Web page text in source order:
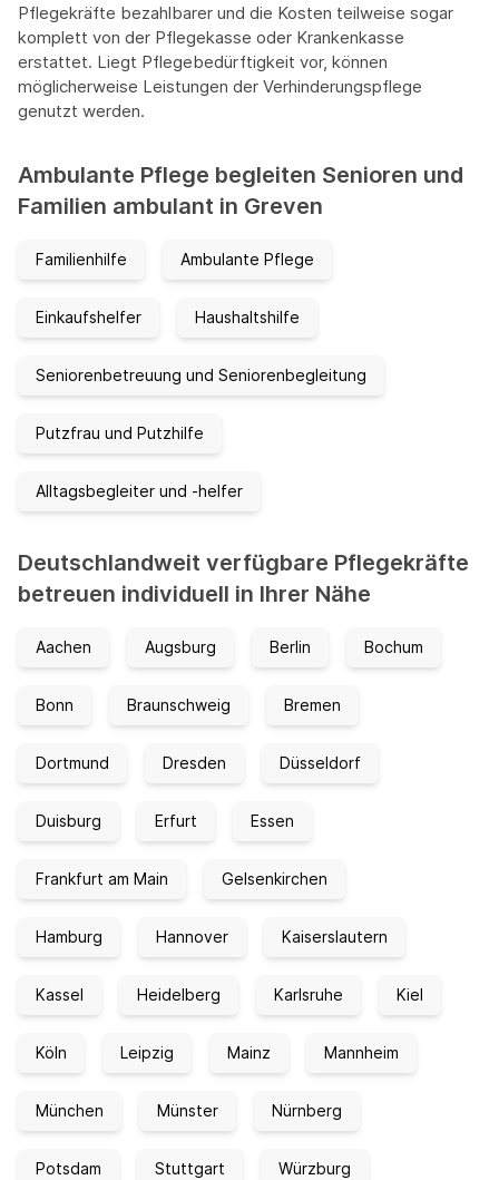
Pflegekräfte bezahlbarer und die Kosten teilweise sogar
komplett von der Pflegekasse oder Krankenkasse
erstattet. Liegt Pflegebedürftigkeit vor, können
möglicherweise Leistungen der Verhinderungspflege
genutzt werden.
Ambulante Pflege begleiten Senioren und
Familien ambulant in Greven
Familienhilfe Ambulante Pflege
Einkaufshelfer Haushaltshilfe
Seniorenbetreuung und Seniorenbegleitung
Putzfrau und Putzhilfe
Alltagsbegleiter und -helfer
Deutschlandweit verfügbare Pflegekräfte
betreuen individuell in Ihrer Nähe
Aachen Augsburg Berlin Bochum
Bonn Braunschweig Bremen
Dortmund Dresden Düsseldorf
Duisburg Erfurt Essen
Frankfurt am Main Gelsenkirchen
Hamburg Hannover Kaiserslautern
Kassel Heidelberg Karlsruhe Kiel
Köln Leipzig Mainz Mannheim
München Münster Nürnberg
Potsdam Stuttgart Würzburg